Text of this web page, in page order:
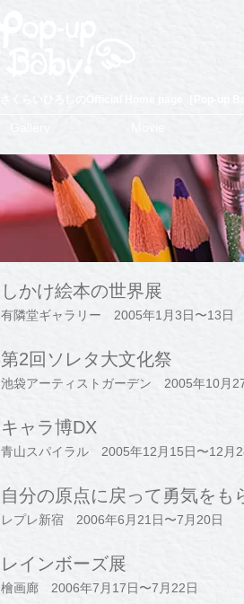
しかけ絵本の世界展
有隣堂ギャラリー 2005年1月3日〜13日
第2回ソレタ大文化祭
池袋アーティストガーデン 2005年10月
キャラ博DX
青山スパイラル 2005年12月15日〜12月
自分の原点に戻って勇気をも
レプレ新宿 2006年6月21日〜7月20日
レインボーズ展
檜画廊 2006年7月17日〜7月22日